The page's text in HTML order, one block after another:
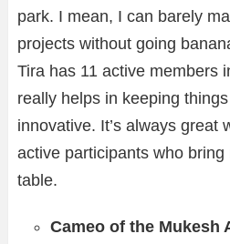
park. I mean, I can barely
projects without going
Tira has 11 active members
really helps in keeping
innovative. It’s always great
active participants who
table.
Cameo of the Mukesh